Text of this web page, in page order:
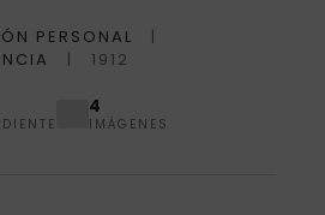
PERSONAL
1912
4
IMÁGENES